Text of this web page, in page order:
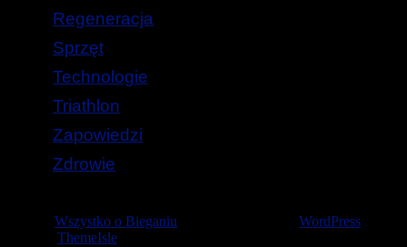
Regeneracja
Sprzęt
Technologie
Triathlon
Zapowiedzi
Zdrowie
Wszystko o Bieganiu
WordPress
ThemeIsle